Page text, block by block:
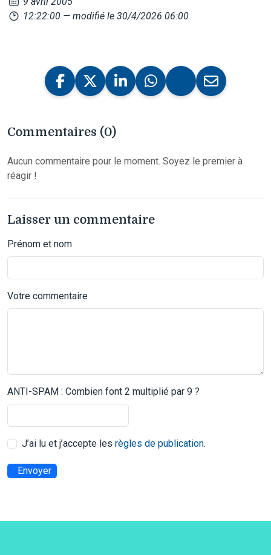
12:22:00 — modifié le 30/4/2026 06:00
Commentaires (0)
Aucun commentaire pour le moment. Soyez le premier à
réagir !
Laisser un commentaire
Prénom et nom
Votre commentaire
ANTI-SPAM : Combien font 2 multiplié par 9 ?
J’ai lu et j’accepte les règles de publication.
Envoyer